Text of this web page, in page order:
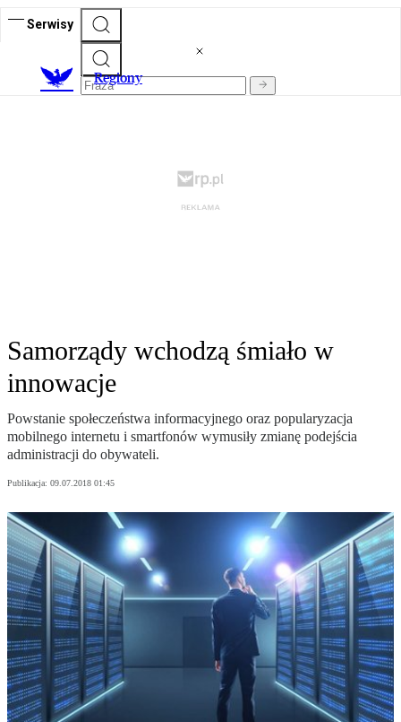
Serwisy
Regiony
Samorządy wchodzą śmiało w
innowacje
Powstanie społeczeństwa informacyjnego oraz popularyzacja
mobilnego internetu i smartfonów wymusiły zmianę podejścia
administracji do obywateli.
Publikacja: 09.07.2018 01:45